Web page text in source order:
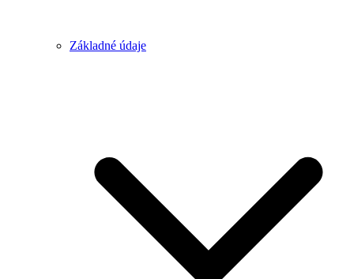
Základné údaje